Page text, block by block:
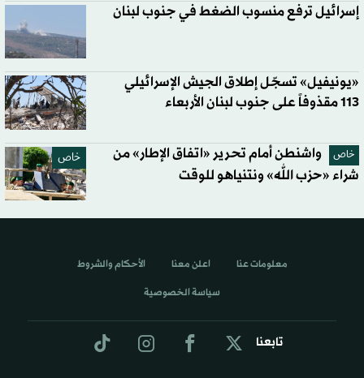
إسرائيل ترفع منسوب الضغط في جنوب لبنان
«يونيفيل» تسجّل إطلاق الجيش الإسرائيلي
113 مقذوفاً على جنوب لبنان الأربعاء
خاص خاص
واشنطن أمام تحرير «اتفاق الإطار» من
شراء «حزب الله» ونتنياهو للوقت
تابعنا
معلومات عنا اعلن معنا الأحكام والشروط
سياسة الخصوصية